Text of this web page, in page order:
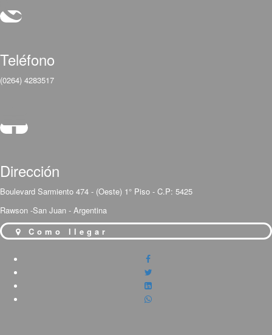
Teléfono
(0264) 4283517
Dirección
Boulevard Sarmiento 474 - (Oeste) 1° Piso - C.P: 5425
Rawson -San Juan - Argentina
Como llegar